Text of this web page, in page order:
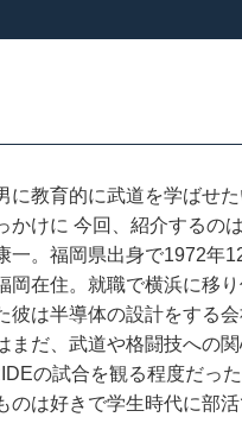
に教育的に武道を学ばせ
かけに 今回、紹介するの
一。福岡県出身で1972年
岡在住。就職で横浜に移
彼は半導体の設計をする
まだ、武道や格闘技への
の試合を観る程度だっ
のは好きで学生時代に部